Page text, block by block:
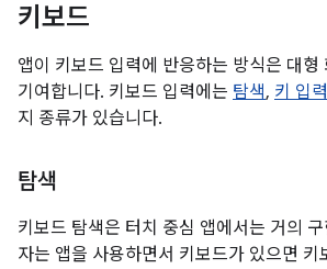
키보드
앱이 키보드 입력에 반응하는 방식은 대형
기여합니다. 키보드 입력에는 탐색, 키 입력
지 종류가 있습니다.
탐색
키보드 탐색은 터치 중심 앱에서는 거의
자는 앱을 사용하면서 키보드가 있으면 키